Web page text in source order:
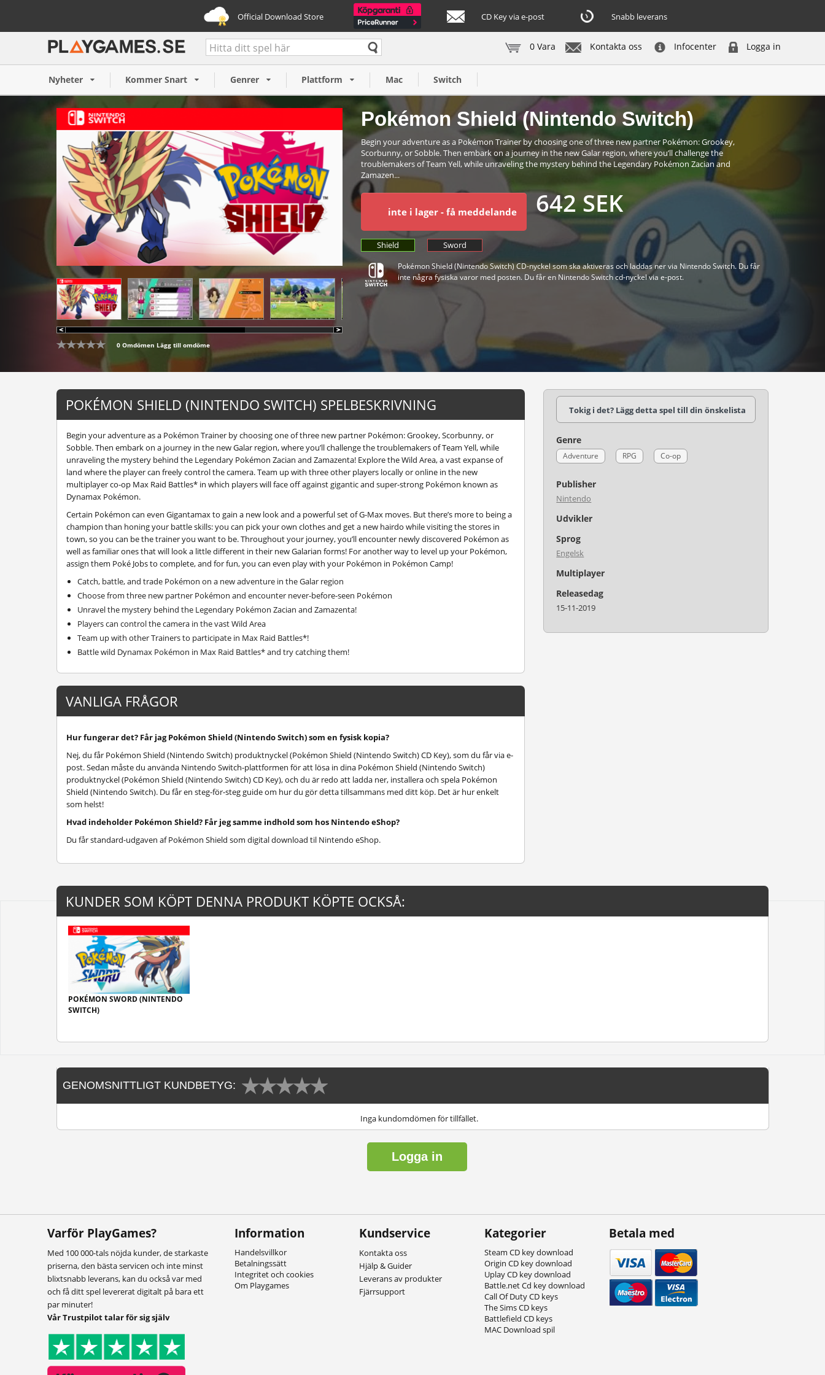
Official Download Store CD Key via e-post Snabb leverans
Kontakta oss Infocenter Logga in
0 Vara
Nyheter Kommer Snart Genrer Plattform Mac Switch
0 Omdömen Lägg till omdöme
Pokémon Shield (Nintendo Switch)
Begin your adventure as a Pokémon Trainer by choosing one of three new partner Pokémon: Grookey,
Scorbunny, or Sobble. Then embark on a journey in the new Galar region, where you’ll challenge the
troublemakers of Team Yell, while unraveling the mystery behind the Legendary Pokémon Zacian and
Zamazen...
inte i lager - få meddelande 642 SEK
Shield Sword
Pokémon Shield (Nintendo Switch) CD-nyckel som ska aktiveras och laddas ner via Nintendo Switch. Du får
inte några fysiska varor med posten. Du får en Nintendo Switch cd-nyckel via e-post.
Pokémon Shield (Nintendo Switch)
642 SEK
POKÉMON SHIELD (NINTENDO SWITCH) SPELBESKRIVNING
Begin your adventure as a Pokémon Trainer by choosing one of three new partner Pokémon: Grookey, Scorbunny, or
Sobble. Then embark on a journey in the new Galar region, where you’ll challenge the troublemakers of Team Yell, while
unraveling the mystery behind the Legendary Pokémon Zacian and Zamazenta! Explore the Wild Area, a vast expanse of
land where the player can freely control the camera. Team up with three other players locally or online in the new
multiplayer co-op Max Raid Battles* in which players will face off against gigantic and super-strong Pokémon known as
Dynamax Pokémon.
Certain Pokémon can even Gigantamax to gain a new look and a powerful set of G-Max moves. But there’s more to being a
champion than honing your battle skills: you can pick your own clothes and get a new hairdo while visiting the stores in
town, so you can be the trainer you want to be. Throughout your journey, you’ll encounter newly discovered Pokémon as
well as familiar ones that will look a little different in their new Galarian forms! For another way to level up your Pokémon,
assign them Poké Jobs to complete, and for fun, you can even play with your Pokémon in Pokémon Camp!
Catch, battle, and trade Pokémon on a new adventure in the Galar region
Choose from three new partner Pokémon and encounter never-before-seen Pokémon
Unravel the mystery behind the Legendary Pokémon Zacian and Zamazenta!
Players can control the camera in the vast Wild Area
Team up with other Trainers to participate in Max Raid Battles*!
Battle wild Dynamax Pokémon in Max Raid Battles* and try catching them!
VANLIGA FRÅGOR
Hur fungerar det? Får jag Pokémon Shield (Nintendo Switch) som en fysisk kopia?
Nej, du får Pokémon Shield (Nintendo Switch) produktnyckel (Pokémon Shield (Nintendo Switch) CD Key), som du får via e-
post. Sedan måste du använda Nintendo Switch-plattformen för att lösa in dina Pokémon Shield (Nintendo Switch)
produktnyckel (Pokémon Shield (Nintendo Switch) CD Key), och du är redo att ladda ner, installera och spela Pokémon
Shield (Nintendo Switch). Du får en steg-för-steg guide om hur du gör detta tillsammans med ditt köp. Det är hur enkelt
som helst!
Hvad indeholder Pokémon Shield? Får jeg samme indhold som hos Nintendo eShop?
Du får standard-udgaven af Pokémon Shield som digital download til Nintendo eShop.
Tokig i det? Lägg detta spel till din önskelista
Genre
Adventure RPG Co-op
Publisher
Nintendo
Udvikler
Sprog
Engelsk
Multiplayer
Releasedag
15-11-2019
KUNDER SOM KÖPT DENNA PRODUKT KÖPTE OCKSÅ:
POKÉMON SWORD (NINTENDO
SWITCH)
GENOMSNITTLIGT KUNDBETYG:
Inga kundomdömen för tillfället.
Logga in
Varför PlayGames?
Med 100 000-tals nöjda kunder, de starkaste
priserna, den bästa servicen och inte minst
blixtsnabb leverans, kan du också var med
och få ditt spel levererat digitalt på bara ett
par minuter!
Vår Trustpilot talar för sig själv
Information
Handelsvillkor
Betalningssätt
Integritet och cookies
Om Playgames
Kundservice
Kontakta oss
Hjälp & Guider
Leverans av produkter
Fjärrsupport
Kategorier
Steam CD key download
Origin CD key download
Uplay CD key download
Battle.net Cd key download
Call Of Duty CD keys
The Sims CD keys
Battlefield CD keys
MAC Download spil
Betala med